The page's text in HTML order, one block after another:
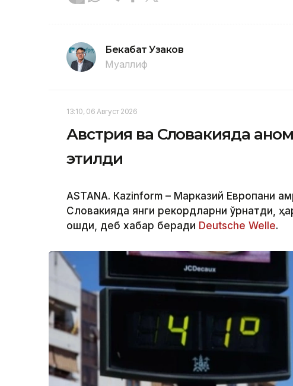
Бекабат Узаков
Муаллиф
13:10, 06 Август 2026
Австрия ва Словакияда
этилди
ASTANА. Кazinform – Марказий Европани
Словакияда янги рекордларни ўрнатди,
ошди, деб хабар беради Deutsche Welle.